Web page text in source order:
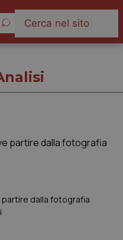
partire dalla fotografia